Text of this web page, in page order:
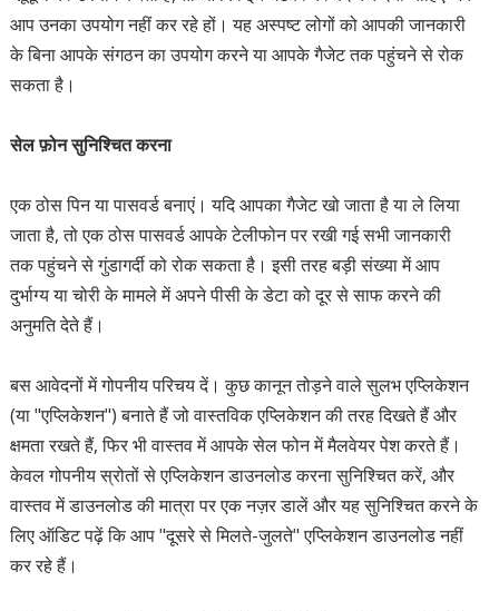
आप उनका उपयोग नहीं कर रहे हों। यह अस्पष्ट लोगों को आपकी जानकारी
के बिना आपके संगठन का उपयोग करने या आपके गैजेट तक पहुंचने से रोक
सकता है।
सेल फ़ोन सुनिश्चित करना
एक ठोस पिन या पासवर्ड बनाएं। यदि आपका गैजेट खो जाता है या ले लिया
जाता है, तो एक ठोस पासवर्ड आपके टेलीफोन पर रखी गई सभी जानकारी
तक पहुंचने से गुंडागर्दी को रोक सकता है। इसी तरह बड़ी संख्या में आप
दुर्भाग्य या चोरी के मामले में अपने पीसी के डेटा को दूर से साफ करने की
अनुमति देते हैं।
बस आवेदनों में गोपनीय परिचय दें। कुछ कानून तोड़ने वाले सुलभ एप्लिकेशन
(या "एप्लिकेशन") बनाते हैं जो वास्तविक एप्लिकेशन की तरह दिखते हैं और
क्षमता रखते हैं, फिर भी वास्तव में आपके सेल फोन में मैलवेयर पेश करते हैं।
केवल गोपनीय स्रोतों से एप्लिकेशन डाउनलोड करना सुनिश्चित करें, और
वास्तव में डाउनलोड की मात्रा पर एक नज़र डालें और यह सुनिश्चित करने के
लिए ऑडिट पढ़ें कि आप "दूसरे से मिलते-जुलते" एप्लिकेशन डाउनलोड नहीं
कर रहे हैं।